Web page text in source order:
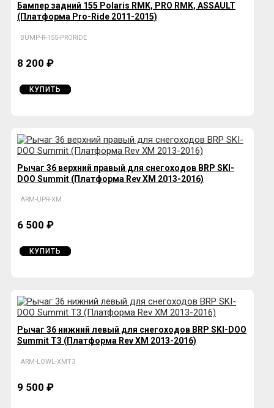
Бампер задний 155 Polaris RMK, PRO RMK, ASSAULT
(Платформа Pro-Ride 2011-2015)
BUMP-R-155-PRORIDE
8 200 ₽
КУПИТЬ
Рычаг 36 верхний правый для снегоходов BRP SKI-
DOO Summit (Платформа Rev XM 2013-2016)
ARM-UPR-XM
6 500 ₽
КУПИТЬ
Рычаг 36 нижний левый для снегоходов BRP SKI-DOO
Summit T3 (Платформа Rev XM 2013-2016)
ARM-LOWL-XMT3
9 500 ₽